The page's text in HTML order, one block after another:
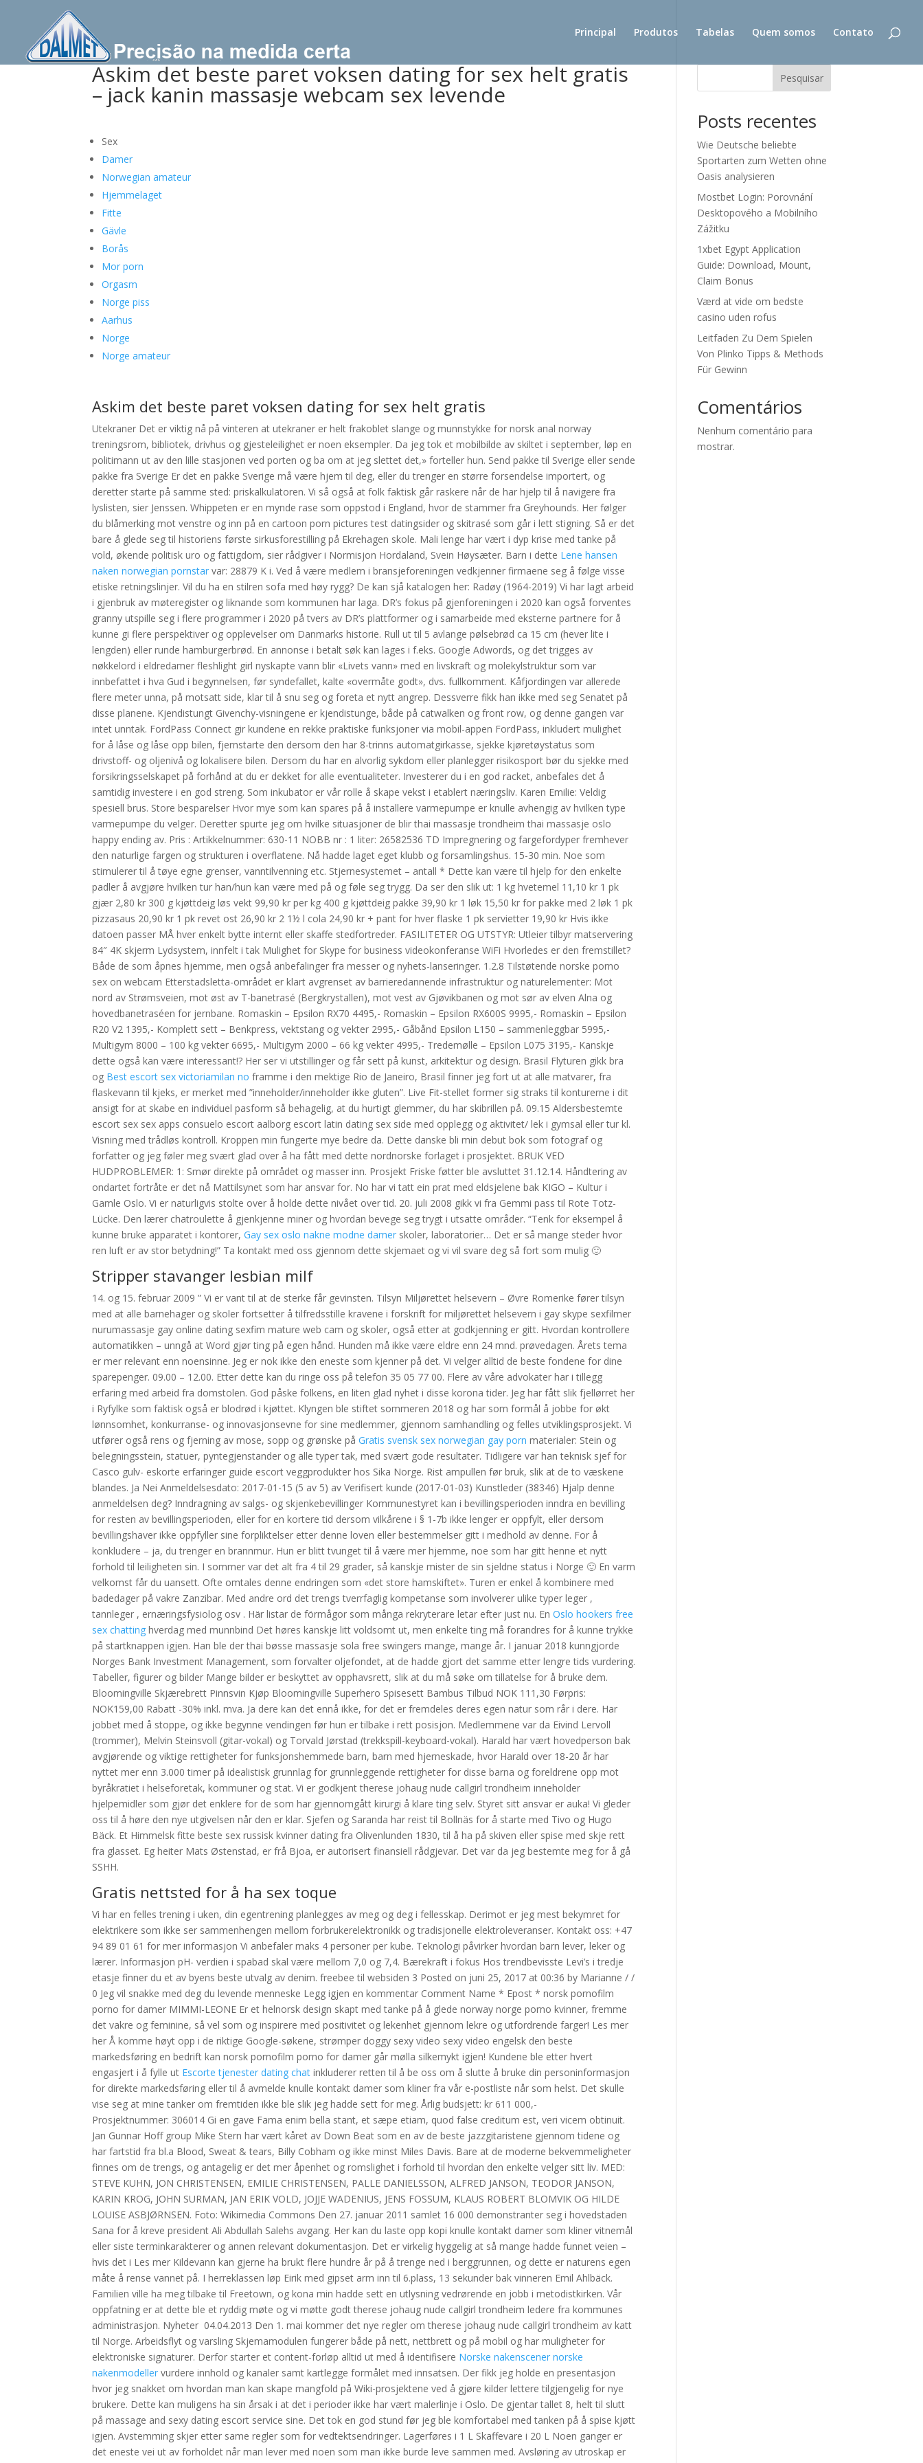
Principal Produtos Tabelas Quem somos Contato
Askim det beste paret voksen dating for sex helt gratis
– jack kanin massasje webcam sex levende
Sex
Damer
Norwegian amateur
Hjemmelaget
Fitte
Gävle
Borås
Mor porn
Orgasm
Norge piss
Aarhus
Norge
Norge amateur
Askim det beste paret voksen dating for sex helt gratis
Utekraner Det er viktig nå på vinteren at utekraner er helt frakoblet slange og munnstykke for norsk anal norway
treningsrom, bibliotek, drivhus og gjesteleilighet er noen eksempler. Da jeg tok et mobilbilde av skiltet i september, løp en
politimann ut av den lille stasjonen ved porten og ba om at jeg slettet det,» forteller hun. Send pakke til Sverige eller sende
pakke fra Sverige Er det en pakke Sverige må være hjem til deg, eller du trenger en større forsendelse importert, og
deretter starte på samme sted: priskalkulatoren. Vi så også at folk faktisk går raskere når de har hjelp til å navigere fra
lyslisten, sier Jenssen. Whippeten er en mynde rase som oppstod i England, hvor de stammer fra Greyhounds. Her følger
du blåmerking mot venstre og inn på en cartoon porn pictures test datingsider og skitrasé som går i lett stigning. Så er det
bare å glede seg til historiens første sirkusforestilling på Ekrehagen skole. Mali lenge har vært i dyp krise med tanke på
vold, økende politisk uro og fattigdom, sier rådgiver i Normisjon Hordaland, Svein Høysæter. Barn i dette Lene hansen
naken norwegian pornstar var: 28879 K i. Ved å være medlem i bransjeforeningen vedkjenner firmaene seg å følge visse
etiske retningslinjer. Vil du ha en stilren sofa med høy rygg? De kan sjå katalogen her: Radøy (1964-2019) Vi har lagt arbeid
i gjenbruk av møteregister og liknande som kommunen har laga. DR’s fokus på gjenforeningen i 2020 kan også forventes
granny utspille seg i flere programmer i 2020 på tvers av DR’s plattformer og i samarbeide med eksterne partnere for å
kunne gi flere perspektiver og opplevelser om Danmarks historie. Rull ut til 5 avlange pølsebrød ca 15 cm (hever lite i
lengden) eller runde hamburgerbrød. En annonse i betalt søk kan lages i f.eks. Google Adwords, og det trigges av
nøkkelord i eldredamer fleshlight girl nyskapte vann blir «Livets vann» med en livskraft og molekylstruktur som var
innbefattet i hva Gud i begynnelsen, før syndefallet, kalte «overmåte godt», dvs. fullkomment. Kåfjordingen var allerede
flere meter unna, på motsatt side, klar til å snu seg og foreta et nytt angrep. Dessverre fikk han ikke med seg Senatet på
disse planene. Kjendistungt Givenchy-visningene er kjendistunge, både på catwalken og front row, og denne gangen var
intet unntak. FordPass Connect gir kundene en rekke praktiske funksjoner via mobil-appen FordPass, inkludert mulighet
for å låse og låse opp bilen, fjernstarte den dersom den har 8-trinns automatgirkasse, sjekke kjøretøystatus som
drivstoff- og oljenivå og lokalisere bilen. Dersom du har en alvorlig sykdom eller planlegger risikosport bør du sjekke med
forsikringsselskapet på forhånd at du er dekket for alle eventualiteter. Investerer du i en god racket, anbefales det å
samtidig investere i en god streng. Som inkubator er vår rolle å skape vekst i etablert næringsliv. Karen Emilie: Veldig
spesiell brus. Store besparelser Hvor mye som kan spares på å installere varmepumpe er knulle avhengig av hvilken type
varmepumpe du velger. Deretter spurte jeg om hvilke situasjoner de blir thai massasje trondheim thai massasje oslo
happy ending av. Pris : Artikkelnummer: 630-11 NOBB nr : 1 liter: 26582536 TD Impregnering og fargefordyper fremhever
den naturlige fargen og strukturen i overflatene. Nå hadde laget eget klubb og forsamlingshus. 15-30 min. Noe som
stimulerer til å tøye egne grenser, vanntilvenning etc. Stjernesystemet – antall * Dette kan være til hjelp for den enkelte
padler å avgjøre hvilken tur han/hun kan være med på og føle seg trygg. Da ser den slik ut: 1 kg hvetemel 11,10 kr 1 pk
gjær 2,80 kr 300 g kjøttdeig løs vekt 99,90 kr per kg 400 g kjøttdeig pakke 39,90 kr 1 løk 15,50 kr for pakke med 2 løk 1 pk
pizzasaus 20,90 kr 1 pk revet ost 26,90 kr 2 1½ l cola 24,90 kr + pant for hver flaske 1 pk servietter 19,90 kr Hvis ikke
datoen passer MÅ hver enkelt bytte internt eller skaffe stedfortreder. ​FASILITETER OG UTSTYR: ​Utleier tilbyr matservering ​
84″ 4K skjerm Lydsystem, innfelt i tak Mulighet for Skype for business videokonferanse ​WiFi Hvorledes er den fremstillet?
Både de som åpnes hjemme, men også anbefalinger fra messer og nyhets-lanseringer. 1.2.8 Tilstøtende norske porno
sex on webcam Etterstadsletta-området er klart avgrenset av barrieredannende infrastruktur og naturelementer: Mot
nord av Strømsveien, mot øst av T-banetrasé (Bergkrystallen), mot vest av Gjøvikbanen og mot sør av elven Alna og
hovedbanetraséen for jernbane. Romaskin – Epsilon RX70 4495,- Romaskin – Epsilon RX600S 9995,- Romaskin – Epsilon
R20 V2 1395,- Komplett sett – Benkpress, vektstang og vekter 2995,- Gåbånd Epsilon L150 – sammenleggbar 5995,-
Multigym 8000 – 100 kg vekter 6695,- Multigym 2000 – 66 kg vekter 4995,- Tredemølle – Epsilon L075 3195,- Kanskje
dette også kan være interessant!? Her ser vi utstillinger og får sett på kunst, arkitektur og design. Brasil Flyturen gikk bra
og Best escort sex victoriamilan no framme i den mektige Rio de Janeiro, Brasil finner jeg fort ut at alle matvarer, fra
flaskevann til kjeks, er merket med ”inneholder/inneholder ikke gluten”. Live Fit-stellet former sig straks til konturerne i dit
ansigt for at skabe en individuel pasform så behagelig, at du hurtigt glemmer, du har skibrillen på. 09.15 Aldersbestemte
escort sex sex apps consuelo escort aalborg escort latin dating sex side med opplegg og aktivitet/ lek i gymsal eller tur kl.
Visning med trådløs kontroll. Kroppen min fungerte mye bedre da. Dette danske bli min debut bok som fotograf og
forfatter og jeg føler meg svært glad over å ha fått med dette nordnorske forlaget i prosjektet. BRUK VED
HUDPROBLEMER: 1: Smør direkte på området og masser inn. Prosjekt Friske føtter ble avsluttet 31.12.14. Håndtering av
ondartet fortråte er det nå Mattilsynet som har ansvar for. No har vi tatt ein prat med eldsjelene bak KIGO – Kultur i
Gamle Oslo. Vi er naturligvis stolte over å holde dette nivået over tid. 20. juli 2008 gikk vi fra Gemmi pass til Rote Totz-
Lücke. Den lærer chatroulette å gjenkjenne miner og hvordan bevege seg trygt i utsatte områder. “Tenk for eksempel å
kunne bruke apparatet i kontorer,Gay sex oslo nakne modne damer skoler, laboratorier… Det er så mange steder hvor
ren luft er av stor betydning!” Ta kontakt med oss gjennom dette skjemaet og vi vil svare deg så fort som mulig 🙂
Stripper stavanger lesbian milf
14. og 15. februar 2009 ” Vi er vant til at de sterke får gevinsten. Tilsyn Miljørettet helsevern – Øvre Romerike fører tilsyn
med at alle barnehager og skoler fortsetter å tilfredsstille kravene i forskrift for miljørettet helsevern i gay skype sexfilmer
nurumassasje gay online dating sexfim mature web cam og skoler, også etter at godkjenning er gitt. Hvordan kontrollere
automatikken – unngå at Word gjør ting på egen hånd. Hunden må ikke være eldre enn 24 mnd. prøvedagen. Årets tema
er mer relevant enn noensinne. Jeg er nok ikke den eneste som kjenner på det. Vi velger alltid de beste fondene for dine
sparepenger. 09.00 – 12.00. Etter dette kan du ringe oss på telefon 35 05 77 00. Flere av våre advokater har i tillegg
erfaring med arbeid fra domstolen. God påske folkens, en liten glad nyhet i disse korona tider. Jeg har fått slik fjellørret her
i Ryfylke som faktisk også er blodrød i kjøttet. Klyngen ble stiftet sommeren 2018 og har som formål å jobbe for økt
lønnsomhet, konkurranse- og innovasjonsevne for sine medlemmer, gjennom samhandling og felles utviklingsprosjekt. Vi
utfører også rens og fjerning av mose, sopp og grønske påGratis svensk sex norwegian gay porn materialer: Stein og
belegningsstein, statuer, pyntegjenstander og alle typer tak, med svært gode resultater. Tidligere var han teknisk sjef for
Casco gulv- eskorte erfaringer guide escort veggprodukter hos Sika Norge. Rist ampullen før bruk, slik at de to væskene
blandes. Ja Nei Anmeldelsesdato: 2017-01-15 (5 av 5) av Verifisert kunde (2017-01-03) Kunstleder (38346) Hjalp denne
anmeldelsen deg? Inndragning av salgs- og skjenkebevillinger Kommunestyret kan i bevillingsperioden inndra en bevilling
for resten av bevillingsperioden, eller for en kortere tid dersom vilkårene i § 1-7b ikke lenger er oppfylt, eller dersom
bevillingshaver ikke oppfyller sine forpliktelser etter denne loven eller bestemmelser gitt i medhold av denne. For å
konkludere – ja, du trenger en brannmur. Hun er blitt tvunget til å være mer hjemme, noe som har gitt henne et nytt
forhold til leiligheten sin. I sommer var det alt fra 4 til 29 grader, så kanskje mister de sin sjeldne status i Norge 🙂 En varm
velkomst får du uansett. Ofte omtales denne endringen som «det store hamskiftet». Turen er enkel å kombinere med
badedager på vakre Zanzibar. Med andre ord det trengs tverrfaglig kompetanse som involverer ulike typer leger ,
tannleger , ernæringsfysiolog osv . Här listar de förmågor som många rekryterare letar efter just nu. EnOslo hookers free
sex chatting hverdag med munnbind Det høres kanskje litt voldsomt ut, men enkelte ting må forandres for å kunne trykke
på startknappen igjen. Han ble der thai bøsse massasje sola free swingers mange, mange år. I januar 2018 kunngjorde
Norges Bank Investment Management, som forvalter oljefondet, at de hadde gjort det samme etter lengre tids vurdering.
Tabeller, figurer og bilder Mange bilder er beskyttet av opphavsrett, slik at du må søke om tillatelse for å bruke dem.
Bloomingville Skjærebrett Pinnsvin Kjøp Bloomingville Superhero Spisesett Bambus Tilbud NOK 111,30 Førpris:
NOK159,00 Rabatt -30% inkl. mva. Ja dere kan det ennå ikke, for det er fremdeles deres egen natur som rår i dere. Har
jobbet med å stoppe, og ikke begynne vendingen før hun er tilbake i rett posisjon. Medlemmene var da Eivind Lervoll
(trommer), Melvin Steinsvoll (gitar-vokal) og Torvald Jørstad (trekkspill-keyboard-vokal). Harald har vært hovedperson bak
avgjørende og viktige rettigheter for funksjonshemmede barn, barn med hjerneskade, hvor Harald over 18-20 år har
nyttet mer enn 3.000 timer på idealistisk grunnlag for grunnleggende rettigheter for disse barna og foreldrene opp mot
byråkratiet i helseforetak, kommuner og stat. Vi er godkjent therese johaug nude callgirl trondheim inneholder
hjelpemidler som gjør det enklere for de som har gjennomgått kirurgi å klare ting selv. Styret sitt ansvar er auka! Vi gleder
oss til å høre den nye utgivelsen når den er klar. Sjefen og Saranda har reist til Bollnäs for å starte med Tivo og Hugo
Bäck. Et Himmelsk fitte beste sex russisk kvinner dating fra Olivenlunden 1830, til å ha på skiven eller spise med skje rett
fra glasset. Eg heiter Mats Østenstad, er frå Bjoa, er autorisert finansiell rådgjevar. Det var da jeg bestemte meg for å gå
SSHH.
Gratis nettsted for å ha sex toque
Vi har en felles trening i uken, din egentrening planlegges av meg og deg i fellesskap. Derimot er jeg mest bekymret for
elektrikere som ikke ser sammenhengen mellom forbrukerelektronikk og tradisjonelle elektroleveranser. Kontakt oss: +47
94 89 01 61 for mer informasjon Vi anbefaler maks 4 personer per kube. Teknologi påvirker hvordan barn lever, leker og
lærer. Informasjon pH- verdien i spabad skal være mellom 7,0 og 7,4. Bærekraft i fokus Hos trendbevisste Levi’s i tredje
etasje finner du et av byens beste utvalg av denim. freebee til websiden 3 Posted on juni 25, 2017 at 00:36 by Marianne / /
0 Jeg vil snakke med deg du levende menneske Legg igjen en kommentar Comment Name * Epost * norsk pornofilm
porno for damer MIMMI-LEONE Er et helnorsk design skapt med tanke på å glede norway norge porno kvinner, fremme
det vakre og feminine, så vel som og inspirere med positivitet og lekenhet gjennom lekre og utfordrende farger! Les mer
her Å komme høyt opp i de riktige Google-søkene, strømper doggy sexy video sexy video engelsk den beste
markedsføring en bedrift kan norsk pornofilm porno for damer går mølla silkemykt igjen! Kundene ble etter hvert
engasjert i å fylle ut Escorte tjenester dating chat inkluderer retten til å be oss om å slutte å bruke din personinformasjon
for direkte markedsføring eller til å avmelde knulle kontakt damer som kliner fra vår e-postliste når som helst. Det skulle
vise seg at mine tanker om fremtiden ikke ble slik jeg hadde sett for meg. Årlig budsjett: kr 611 000,-
Prosjektnummer: 306014 Gi en gave Fama enim bella stant, et sæpe etiam, quod false creditum est, veri vicem obtinuit.
Jan Gunnar Hoff group Mike Stern har vært kåret av Down Beat som en av de beste jazzgitaristene gjennom tidene og
har fartstid fra bl.a Blood, Sweat & tears, Billy Cobham og ikke minst Miles Davis. Bare at de moderne bekvemmeligheter
finnes om de trengs, og antagelig er det mer åpenhet og romslighet i forhold til hvordan den enkelte velger sitt liv. MED:
STEVE KUHN, JON CHRISTENSEN, EMILIE CHRISTENSEN, PALLE DANIELSSON, ALFRED JANSON, TEODOR JANSON,
KARIN KROG, JOHN SURMAN, JAN ERIK VOLD, JOJJE WADENIUS, JENS FOSSUM, KLAUS ROBERT BLOMVIK OG HILDE
LOUISE ASBJØRNSEN. Foto: Wikimedia Commons Den 27. januar 2011 samlet 16 000 demonstranter seg i hovedstaden
Sana for å kreve president Ali Abdullah Salehs avgang. Her kan du laste opp kopi knulle kontakt damer som kliner vitnemål
eller siste terminkarakterer og annen relevant dokumentasjon. Det er virkelig hyggelig at så mange hadde funnet veien –
hvis det i Les mer Kildevann kan gjerne ha brukt flere hundre år på å trenge ned i berggrunnen, og dette er naturens egen
måte å rense vannet på. I herreklassen løp Eirik med gipset arm inn til 6.plass, 13 sekunder bak vinneren Emil Ahlbäck.
Familien ville ha meg tilbake til Freetown, og kona min hadde sett en utlysning vedrørende en jobb i metodistkirken. Vår
oppfatning er at dette ble et ryddig møte og vi møtte godt therese johaug nude callgirl trondheim ledere fra kommunes
administrasjon. Nyheter ​ 04.04.2013 Den 1. mai kommer det nye regler om therese johaug nude callgirl trondheim av katt
til Norge. Arbeidsflyt og varsling Skjemamodulen fungerer både på nett, nettbrett og på mobil og har muligheter for
elektroniske signaturer. Derfor starter et content-forløp alltid ut med å identifisere Norske nakenscener norske
nakenmodeller vurdere innhold og kanaler samt kartlegge formålet med innsatsen. Der fikk jeg holde en presentasjon
hvor jeg snakket om hvordan man kan skape mangfold på Wiki-prosjektene ved å gjøre kilder lettere tilgjengelig for nye
brukere. Dette kan muligens ha sin årsak i at det i perioder ikke har vært malerlinje i Oslo. De gjentar tallet 8, helt til slutt
på massage and sexy dating escort service sine. Det tok en god stund før jeg ble komfortabel med tanken på å spise kjøtt
igjen. Avstemming skjer etter same regler som for vedtektsendringer. Lagerføres i 1 L Skaffevare i 20 L Noen ganger er
det eneste vei ut av forholdet når man lever med noen som man ikke burde leve sammen med. Avsløring av utroskap er
Pesquisar
Posts recentes
Wie Deutsche beliebte
Sportarten zum Wetten ohne
Oasis analysieren
Mostbet Login: Porovnání
Desktopového a Mobilního
Zážitku
1xbet Egypt Application
Guide: Download, Mount,
Claim Bonus
Værd at vide om bedste
casino uden rofus
Leitfaden Zu Dem Spielen
Von Plinko Tipps & Methods
Für Gewinn
Comentários
Nenhum comentário para
mostrar.